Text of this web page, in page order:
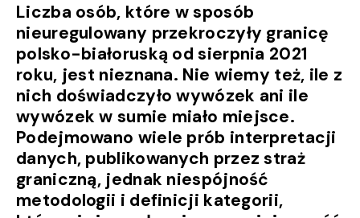
Liczba osób, które w sposób
nieuregulowany przekroczyły granicę
polsko-białoruską od sierpnia 2021
roku, jest nieznana. Nie wiemy też, ile z
nich doświadczyło wywózek ani ile
wywózek w sumie miało miejsce.
Podejmowano wiele prób interpretacji
danych, publikowanych przez straż
graniczną, jednak niespójność
metodologii i definicji kategorii,